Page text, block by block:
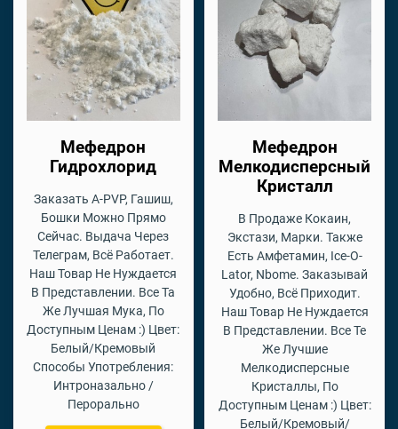
Мефедрон
Гидрохлорид
Заказать A-PVP, Гашиш,
Бошки Можно Прямо
Сейчас. Выдача Через
Телеграм, Всё Работает.
Наш Товар Не Нуждается
В Представлении. Все Та
Же Лучшая Мука, По
Доступным Ценам :) Цвет:
Белый/Кремовый
Способы Употребления:
Интроназально /
Перорально
Мефедрон
Мелкодисперсный
Кристалл
В Продаже Кокаин,
Экстази, Марки. Также
Есть Амфетамин, Ice-O-
Lator, Nbome. Заказывай
Удобно, Всё Приходит.
Наш Товар Не Нуждается
В Представлении. Все Те
Же Лучшие
Мелкодисперсные
Кристаллы, По
Доступным Ценам :) Цвет:
Белый/Кремовый/